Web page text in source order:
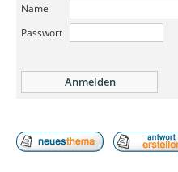
Name
Passwort